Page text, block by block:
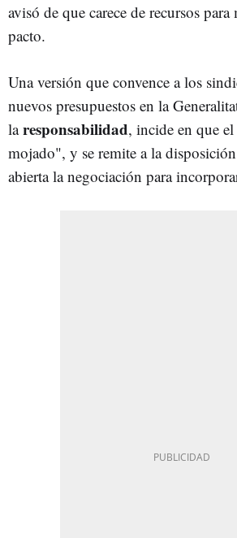
avisó de que carece de recursos
pacto.
Una versión que convence a los
nuevos presupuestos en la
laresponsabilidad, incide en que
mojado", y se remite a la
abierta la negociación para